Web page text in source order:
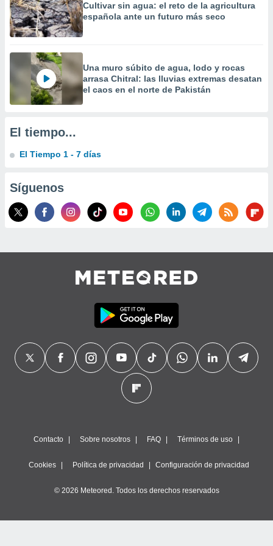
e
mediante
publicidad
de
Cultivar sin agua: el reto de la agricultura
española ante un futuro más seco
Una muro súbito de agua, lodo y rocas
arrasa Chitral: las lluvias extremas desatan
el caos en el norte de Pakistán
El tiempo...
El Tiempo 1 - 7 días
Síguenos
Contacto Sobre nosotros FAQ Términos de uso
Cookies Política de privacidad Configuración de privacidad
© 2026 Meteored. Todos los derechos reservados